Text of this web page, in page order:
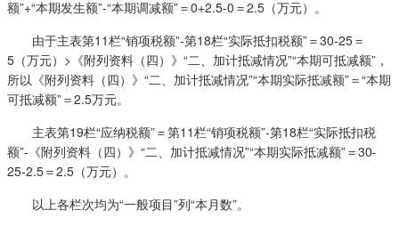
额”+“本期发生额”-“本期调减额”＝0+2.5-0＝2.5（万元）。
由于主表第11栏“销项税额”-第18栏“实际抵扣税额”＝30-25＝
5（万元）>《附列资料（四）》“二、加计抵减情况”“本期可抵减额”，
所以《附列资料（四）》“二、加计抵减情况”“本期实际抵减额”＝“本期
可抵减额”＝2.5万元。
主表第19栏“应纳税额”＝第11栏“销项税额”-第18栏“实际抵扣税
额”-《附列资料（四）》“二、加计抵减情况”“本期实际抵减额”＝30-
25-2.5＝2.5（万元）。
以上各栏次均为“一般项目”列“本月数”。